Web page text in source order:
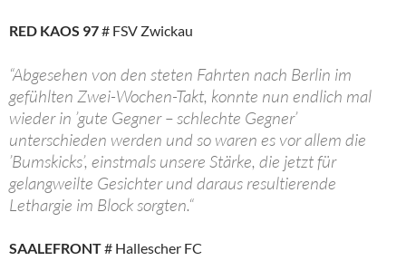
RED KAOS 97# FSV Zwickau
“Abgesehen von den steten Fahrten nach Berlin im
gefühlten Zwei-Wochen-Takt, konnte nun endlich mal
wieder in ’gute Gegner – schlechte Gegner’
unterschieden werden und so waren es vor allem die
’Bumskicks’, einstmals unsere Stärke, die jetzt für
gelangweilte Gesichter und daraus resultierende
Lethargie im Block sorgten.“
SAALEFRONT# Hallescher FC